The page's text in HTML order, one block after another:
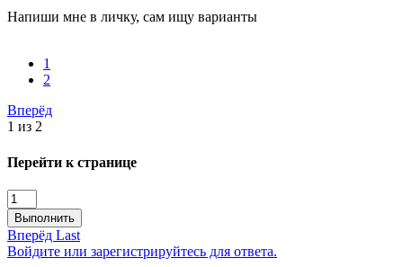
Напиши мне в личку, сам ищу варианты
1
2
Вперёд
1 из 2
Перейти к странице
Выполнить
Вперёд Last
Войдите или зарегистрируйтесь для ответа.